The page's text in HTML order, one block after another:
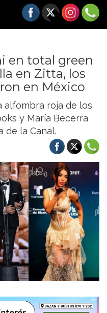
en total green
en Zitta, los
en México
alfombra roja de los
y María Becerra
de la Canal.